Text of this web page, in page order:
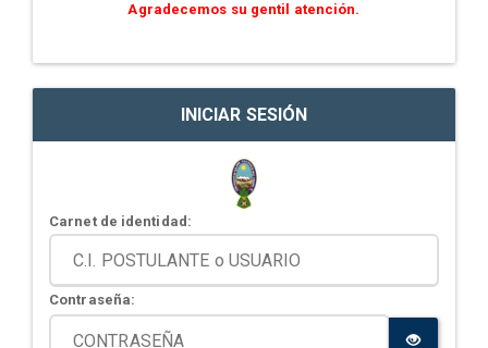
Agradecemos su gentil atención.
INICIAR SESIÓN
Carnet de identidad:
Contraseña: